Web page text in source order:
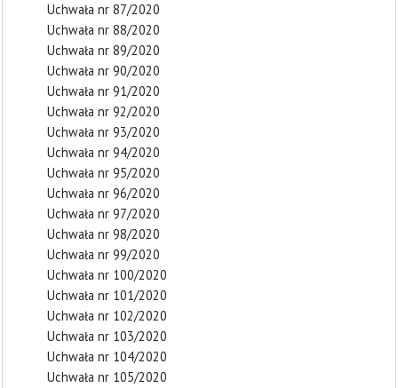
Uchwała nr 87/2020
Uchwała nr 88/2020
Uchwała nr 89/2020
Uchwała nr 90/2020
Uchwała nr 91/2020
Uchwała nr 92/2020
Uchwała nr 93/2020
Uchwała nr 94/2020
Uchwała nr 95/2020
Uchwała nr 96/2020
Uchwała nr 97/2020
Uchwała nr 98/2020
Uchwała nr 99/2020
Uchwała nr 100/2020
Uchwała nr 101/2020
Uchwała nr 102/2020
Uchwała nr 103/2020
Uchwała nr 104/2020
Uchwała nr 105/2020